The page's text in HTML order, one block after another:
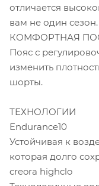
отличается
вам не один сезон.
КОМФОРТНАЯ
Пояс с
изменить
шорты.
ТЕХНОЛОГИИ
Endurance10
Устойчивая к
которая долго
creora highclo